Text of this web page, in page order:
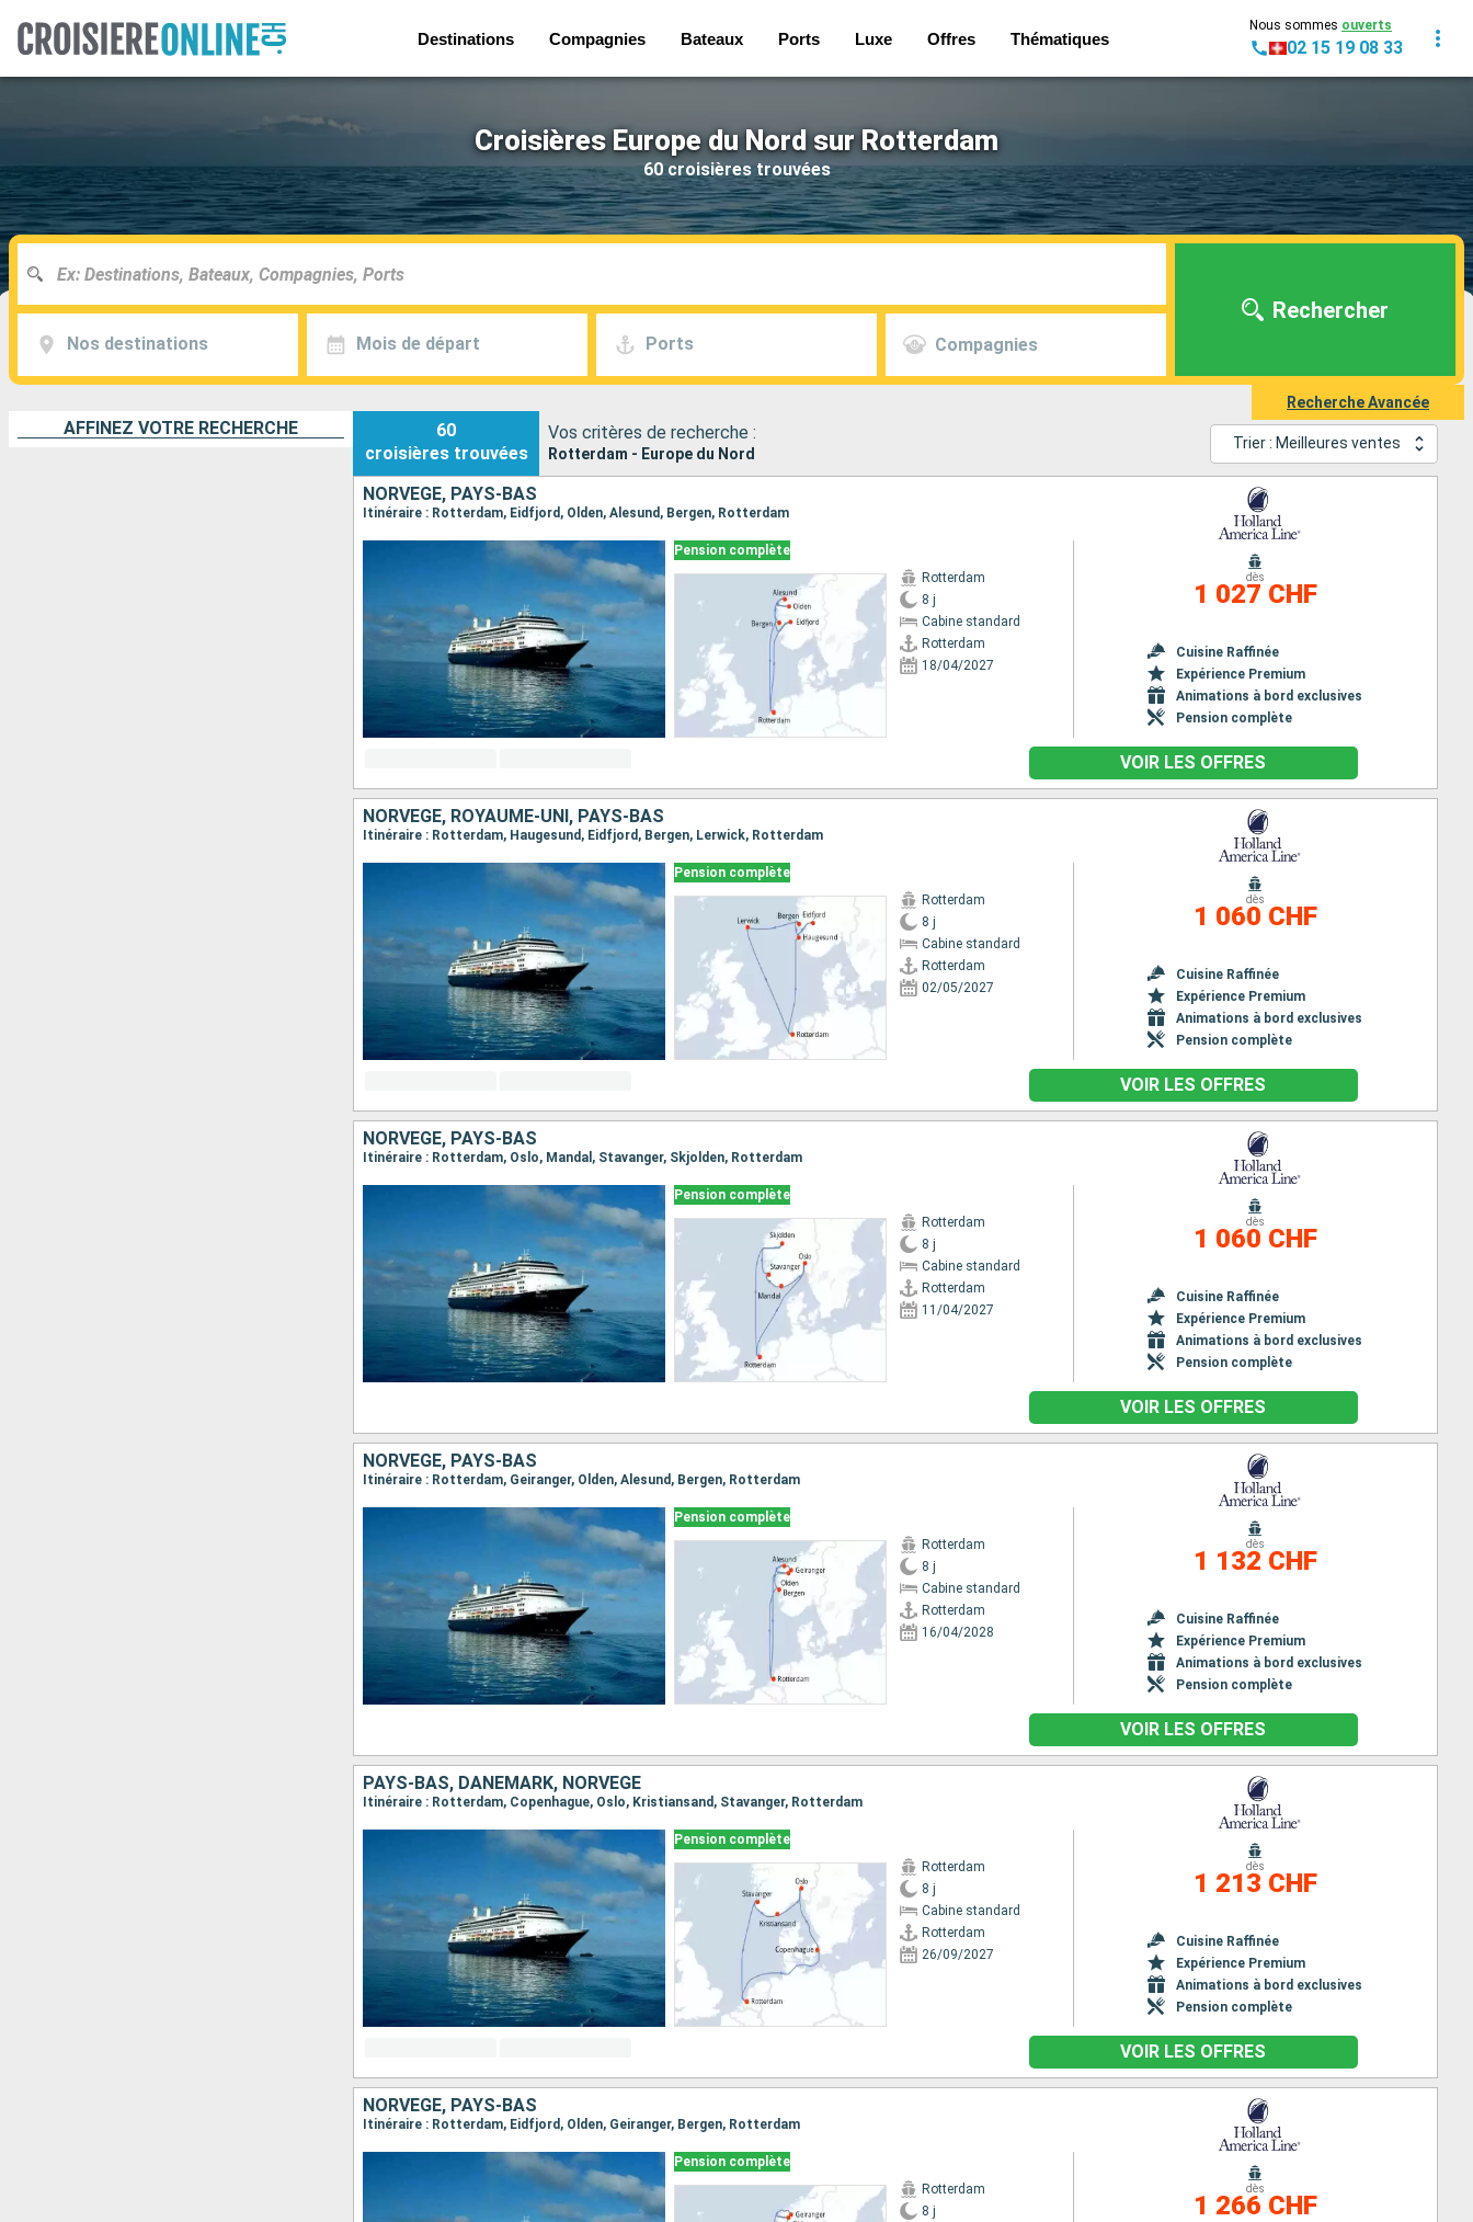
Destinations Compagnies Bateaux Ports Luxe Offres Thématiques
Nous sommes ouverts
02 15 19 08 33
Croisières Europe du Nord sur Rotterdam
60 croisières trouvées
Nos destinations Mois de départ Ports Compagnies
Rechercher
Recherche Avancée
AFFINEZ VOTRE RECHERCHE
60
croisières trouvées
Vos critères de recherche :
Rotterdam - Europe du Nord
Trier : Meilleures ventes
NORVÈGE, PAYS-BAS
Itinéraire : Rotterdam, Eidfjord, Olden, Alesund, Bergen, Rotterdam
Pension complète
Rotterdam
8 j
Cabine standard
Rotterdam
18/04/2027
dès
1 027 CHF
Cuisine Raffinée
Expérience Premium
Animations à bord exclusives
Pension complète
VOIR LES OFFRES
NORVÈGE, ROYAUME-UNI, PAYS-BAS
Itinéraire : Rotterdam, Haugesund, Eidfjord, Bergen, Lerwick, Rotterdam
Pension complète
Rotterdam
8 j
Cabine standard
Rotterdam
02/05/2027
dès
1 060 CHF
Cuisine Raffinée
Expérience Premium
Animations à bord exclusives
Pension complète
VOIR LES OFFRES
NORVÈGE, PAYS-BAS
Itinéraire : Rotterdam, Oslo, Mandal, Stavanger, Skjolden, Rotterdam
Pension complète
Rotterdam
8 j
Cabine standard
Rotterdam
11/04/2027
dès
1 060 CHF
Cuisine Raffinée
Expérience Premium
Animations à bord exclusives
Pension complète
VOIR LES OFFRES
NORVÈGE, PAYS-BAS
Itinéraire : Rotterdam, Geiranger, Olden, Alesund, Bergen, Rotterdam
Pension complète
Rotterdam
8 j
Cabine standard
Rotterdam
16/04/2028
dès
1 132 CHF
Cuisine Raffinée
Expérience Premium
Animations à bord exclusives
Pension complète
VOIR LES OFFRES
PAYS-BAS, DANEMARK, NORVÈGE
Itinéraire : Rotterdam, Copenhague, Oslo, Kristiansand, Stavanger, Rotterdam
Pension complète
Rotterdam
8 j
Cabine standard
Rotterdam
26/09/2027
dès
1 213 CHF
Cuisine Raffinée
Expérience Premium
Animations à bord exclusives
Pension complète
VOIR LES OFFRES
NORVÈGE, PAYS-BAS
Itinéraire : Rotterdam, Eidfjord, Olden, Geiranger, Bergen, Rotterdam
Pension complète
Rotterdam
8 j
dès
1 266 CHF